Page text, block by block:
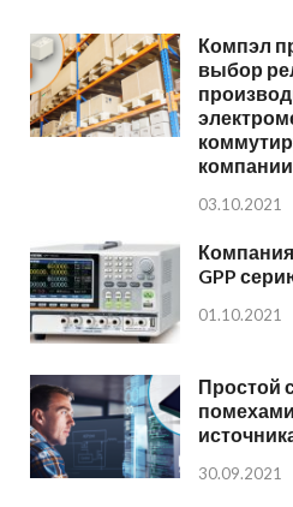
Компэл
выбор
03.10.2021
GPP
01.10.2021
Простой
30.09.2021